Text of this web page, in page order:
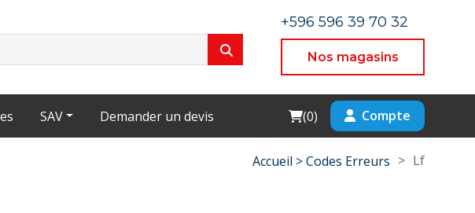
+596 596 39 70 32
Nos magasins
SAV Demander un devis Cart
(0) Compte
Accueil >Codes Erreurs > Lf